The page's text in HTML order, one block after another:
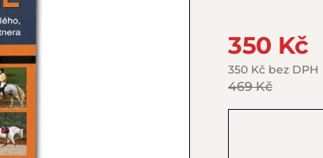
350 Kč
350 Kč bez DPH
469 Kč